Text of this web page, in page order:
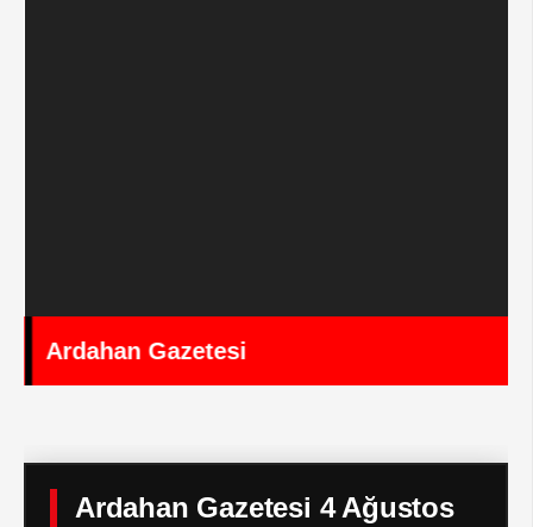
Ardahan Gazetesi
Ardahan Gazetesi 4 Ağustos